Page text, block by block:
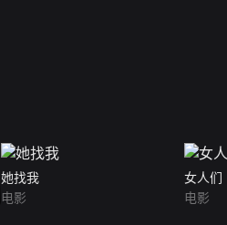
她找我
电影
女人们
电影